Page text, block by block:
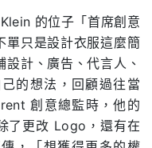
的位子「首席創意
單只是設計衣服這麼簡
計、廣告、代言人、
的想法，回顧過往當
創意總監時，他的
了更改 Logo，還有在